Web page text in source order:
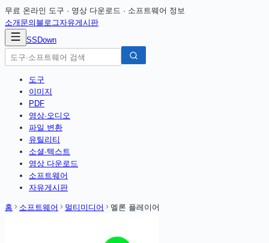
무료 온라인 도구 · 영상 다운로드 · 소프트웨어 정보
소개 문의 블로그자유게시판
SSDown
도구
이미지
PDF
영상·오디오
파일 변환
유틸리티
소셜·텍스트
영상 다운로드
소프트웨어
자유게시판
홈 소프트웨어 멀티미디어 멜론 플레이어